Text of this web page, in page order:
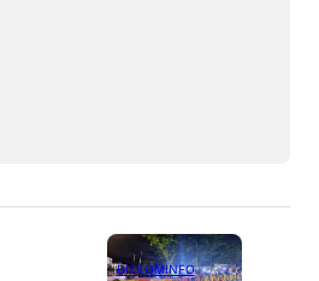
DISKOMINFO